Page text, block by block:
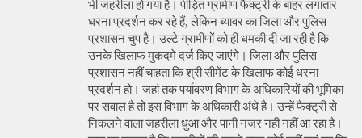
भी जहरीला हो गया है। पीड़ित ग्रामीण फैक्ट्री के बाहर लगातार
धरना प्रदर्शन कर रहे हैं, लेकिन ब्यावर का जिला और पुलिस
प्रशासन चुप है। उल्टे ग्रामीणों को ही धमकी दी जा रही है कि
उनके खिलाफ मुकदमे दर्ज किए जाएंगे। जिला और पुलिस
प्रशासन नहीं चाहता कि श्री सीमेंट के खिलाफ कोई धरना
प्रदर्शन हो। जहां तक पर्यावरण विभाग के अधिकारियों की भूमिका
पर सवाल है तो इस विभाग के अधिकारी अंधे है। उन्हें फैक्ट्री से
निकलने वाला जहरीला धुआ और पानी नजर नही नहीं आ रहा है।